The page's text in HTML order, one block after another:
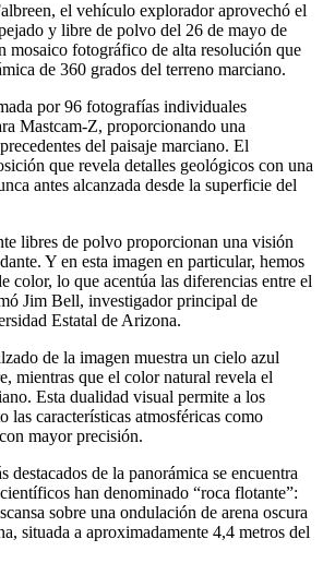
el vehículo explorador aprovechó el
y libre de polvo del 26 de mayo de
mosaico fotográfico de alta resolución que
de 360 grados del terreno marciano.
por 96 fotografías individuales
Mastcam-Z, proporcionando una
del paisaje marciano. El
que revela detalles geológicos con una
antes alcanzada desde la superficie del
libres de polvo proporcionan una visión
Y en esta imagen en particular, hemos
color, lo que acentúa las diferencias entre el
Jim Bell, investigador principal de
Estatal de Arizona.
de la imagen muestra un cielo azul
mientras que el color natural revela el
Esta dualidad visual permite a los
las características atmosféricas como
mayor precisión.
destacados de la panorámica se encuentra
han denominado “roca flotante”:
sobre una ondulación de arena oscura
situada a aproximadamente 4,4 metros del